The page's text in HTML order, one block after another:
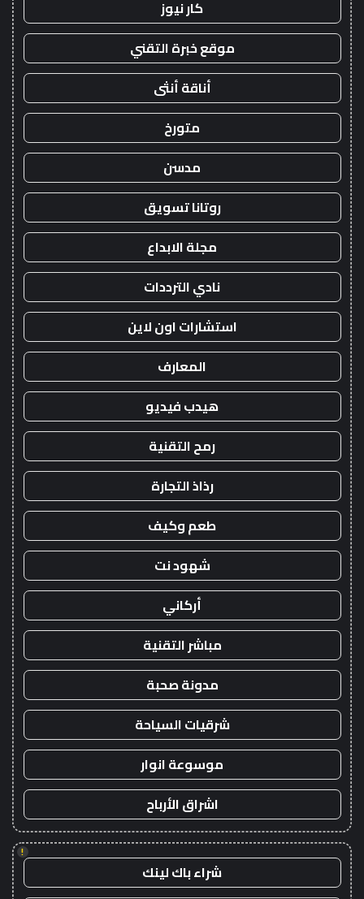
كار نيوز
موقع خبرة التقني
أناقة أنثى
متورخ
مدسن
روتانا تسويق
مجلة الابداع
نادي الترددات
استشارات اون لاين
المعارف
هيدب فيديو
رمح التقنية
رذاذ التجارة
طعم وكيف
شهود نت
أركاني
مباشر التقنية
مدونة صحبة
شرقيات السياحة
موسوعة انوار
اشراق الأرباح
!
شراء باك لينك